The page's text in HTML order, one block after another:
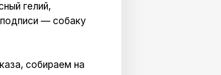
гелий,
— собаку
собираем на